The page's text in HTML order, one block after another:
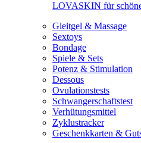
LOVASKIN für
Gleitgel & Massage
Sextoys
Bondage
Spiele & Sets
Potenz & Stimulation
Dessous
Ovulationstests
Schwangerschaftstest
Verhütungsmittel
Zyklustracker
Geschenkkarten &